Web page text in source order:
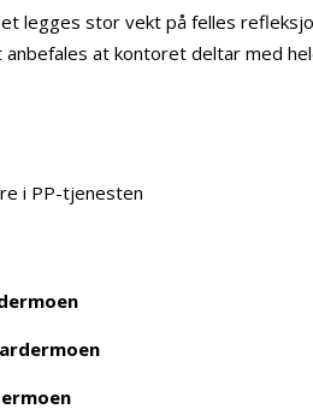
legges stor vekt på felles
anbefales at kontoret deltar med
i PP-tjenesten